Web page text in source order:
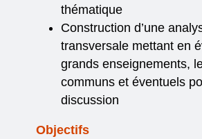
thématique
Construction d’une
transversale mettant en
grands enseignements,
communs et éventuels
discussion
Objectifs